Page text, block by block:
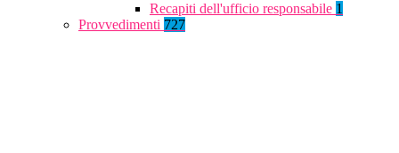
Recapiti dell'ufficio responsabile 1
Provvedimenti 727